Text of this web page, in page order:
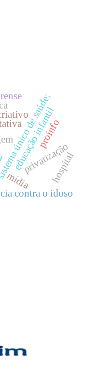
de saúde;
educação infantil
privatização
mídia
proinfo
contra o idoso
hospital